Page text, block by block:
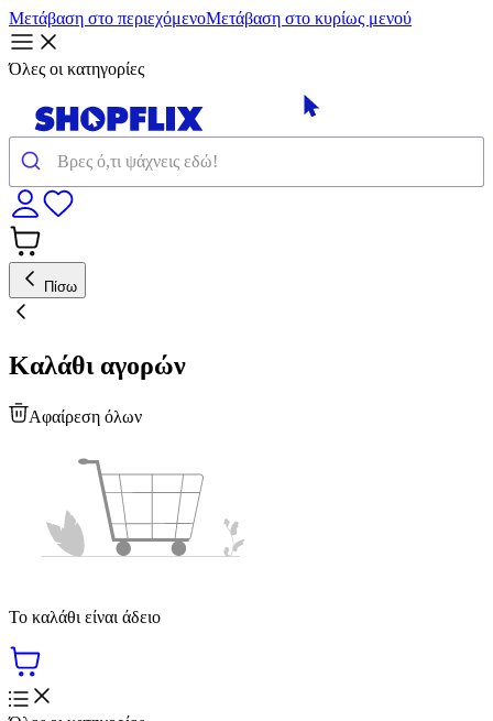
Μετάβαση στο περιεχόμενοΜετάβαση στο κυρίως μενού
Όλες οι κατηγορίες
Πίσω
Καλάθι αγορών
Αφαίρεση όλων
Το καλάθι είναι άδειο